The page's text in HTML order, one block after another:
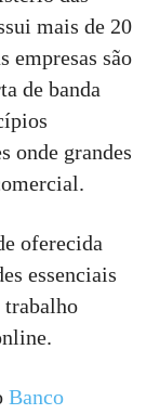
mais de 20
empresas são
de banda
onde grandes
oferecida
essenciais
trabalho
Banco